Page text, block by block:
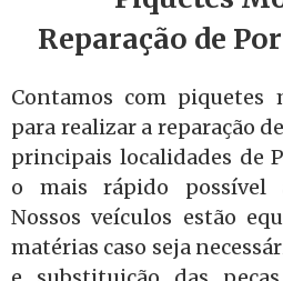
Reparação de
Contamos com piquetes
para realizar a reparação
principais localidades de
o mais rápido possível
Nossos veículos estão
matérias caso seja